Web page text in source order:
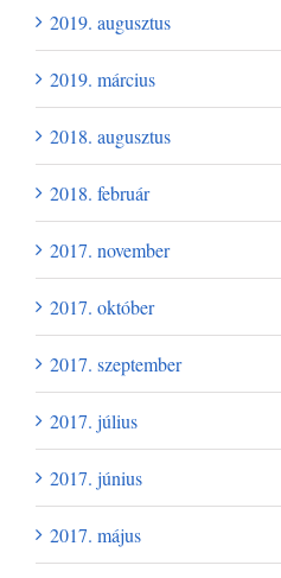
2019. augusztus
2019. március
2018. augusztus
2018. február
2017. november
2017. október
2017. szeptember
2017. július
2017. június
2017. május